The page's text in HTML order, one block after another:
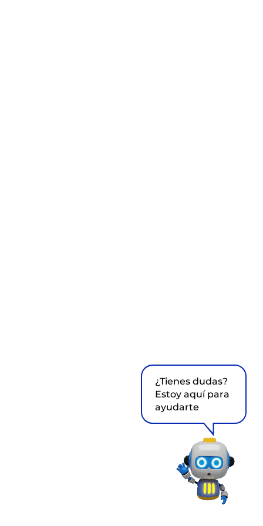
¿Tienes dudas?
Estoy aquí para
ayudarte